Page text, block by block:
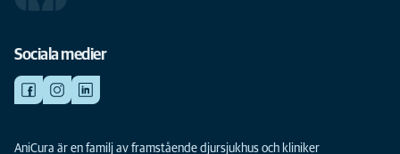
Sociala medier
AniCura är en familj av framstående djursjukhus och kliniker